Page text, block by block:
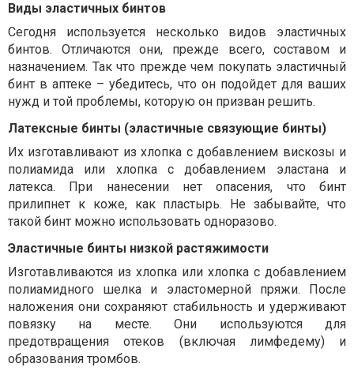
Виды эластичных бинтов
Сегодня используется несколько видов эластичных
бинтов. Отличаются они, прежде всего, составом и
назначением. Так что прежде чем покупать эластичный
бинт в аптеке – убедитесь, что он подойдет для ваших
нужд и той проблемы, которую он призван решить.
Латексные бинты (эластичные связующие бинты)
Их изготавливают из хлопка с добавлением вискозы и
полиамида или хлопка с добавлением эластана и
латекса. При нанесении нет опасения, что бинт
прилипнет к коже, как пластырь. Не забывайте, что
такой бинт можно использовать одноразово.
Эластичные бинты низкой растяжимости
Изготавливаются из хлопка или хлопка с добавлением
полиамидного шелка и эластомерной пряжи. После
наложения они сохраняют стабильность и удерживают
повязку на месте. Они используются для
предотвращения отеков (включая лимфедему) и
образования тромбов.